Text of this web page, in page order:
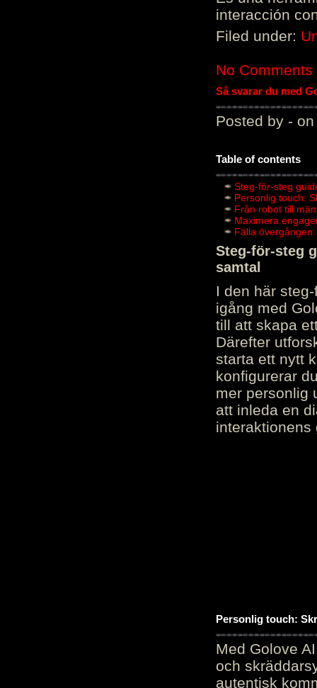
interacción
Filed under:
No Comments
Så svarar du med
Posted by - on
Table of contents
Steg-för-steg
Personlig touch:
Från robot till
Maximera
Fälla
Steg-för-steg
samtal
I den här
igång med
till att skapa
Därefter
starta ett nytt
konfigurerar
mer personlig
att inleda en
interaktionens
Personlig touch:
Med Golove
och
autentisk